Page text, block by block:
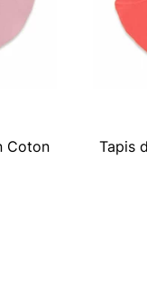
Coton
Tapis